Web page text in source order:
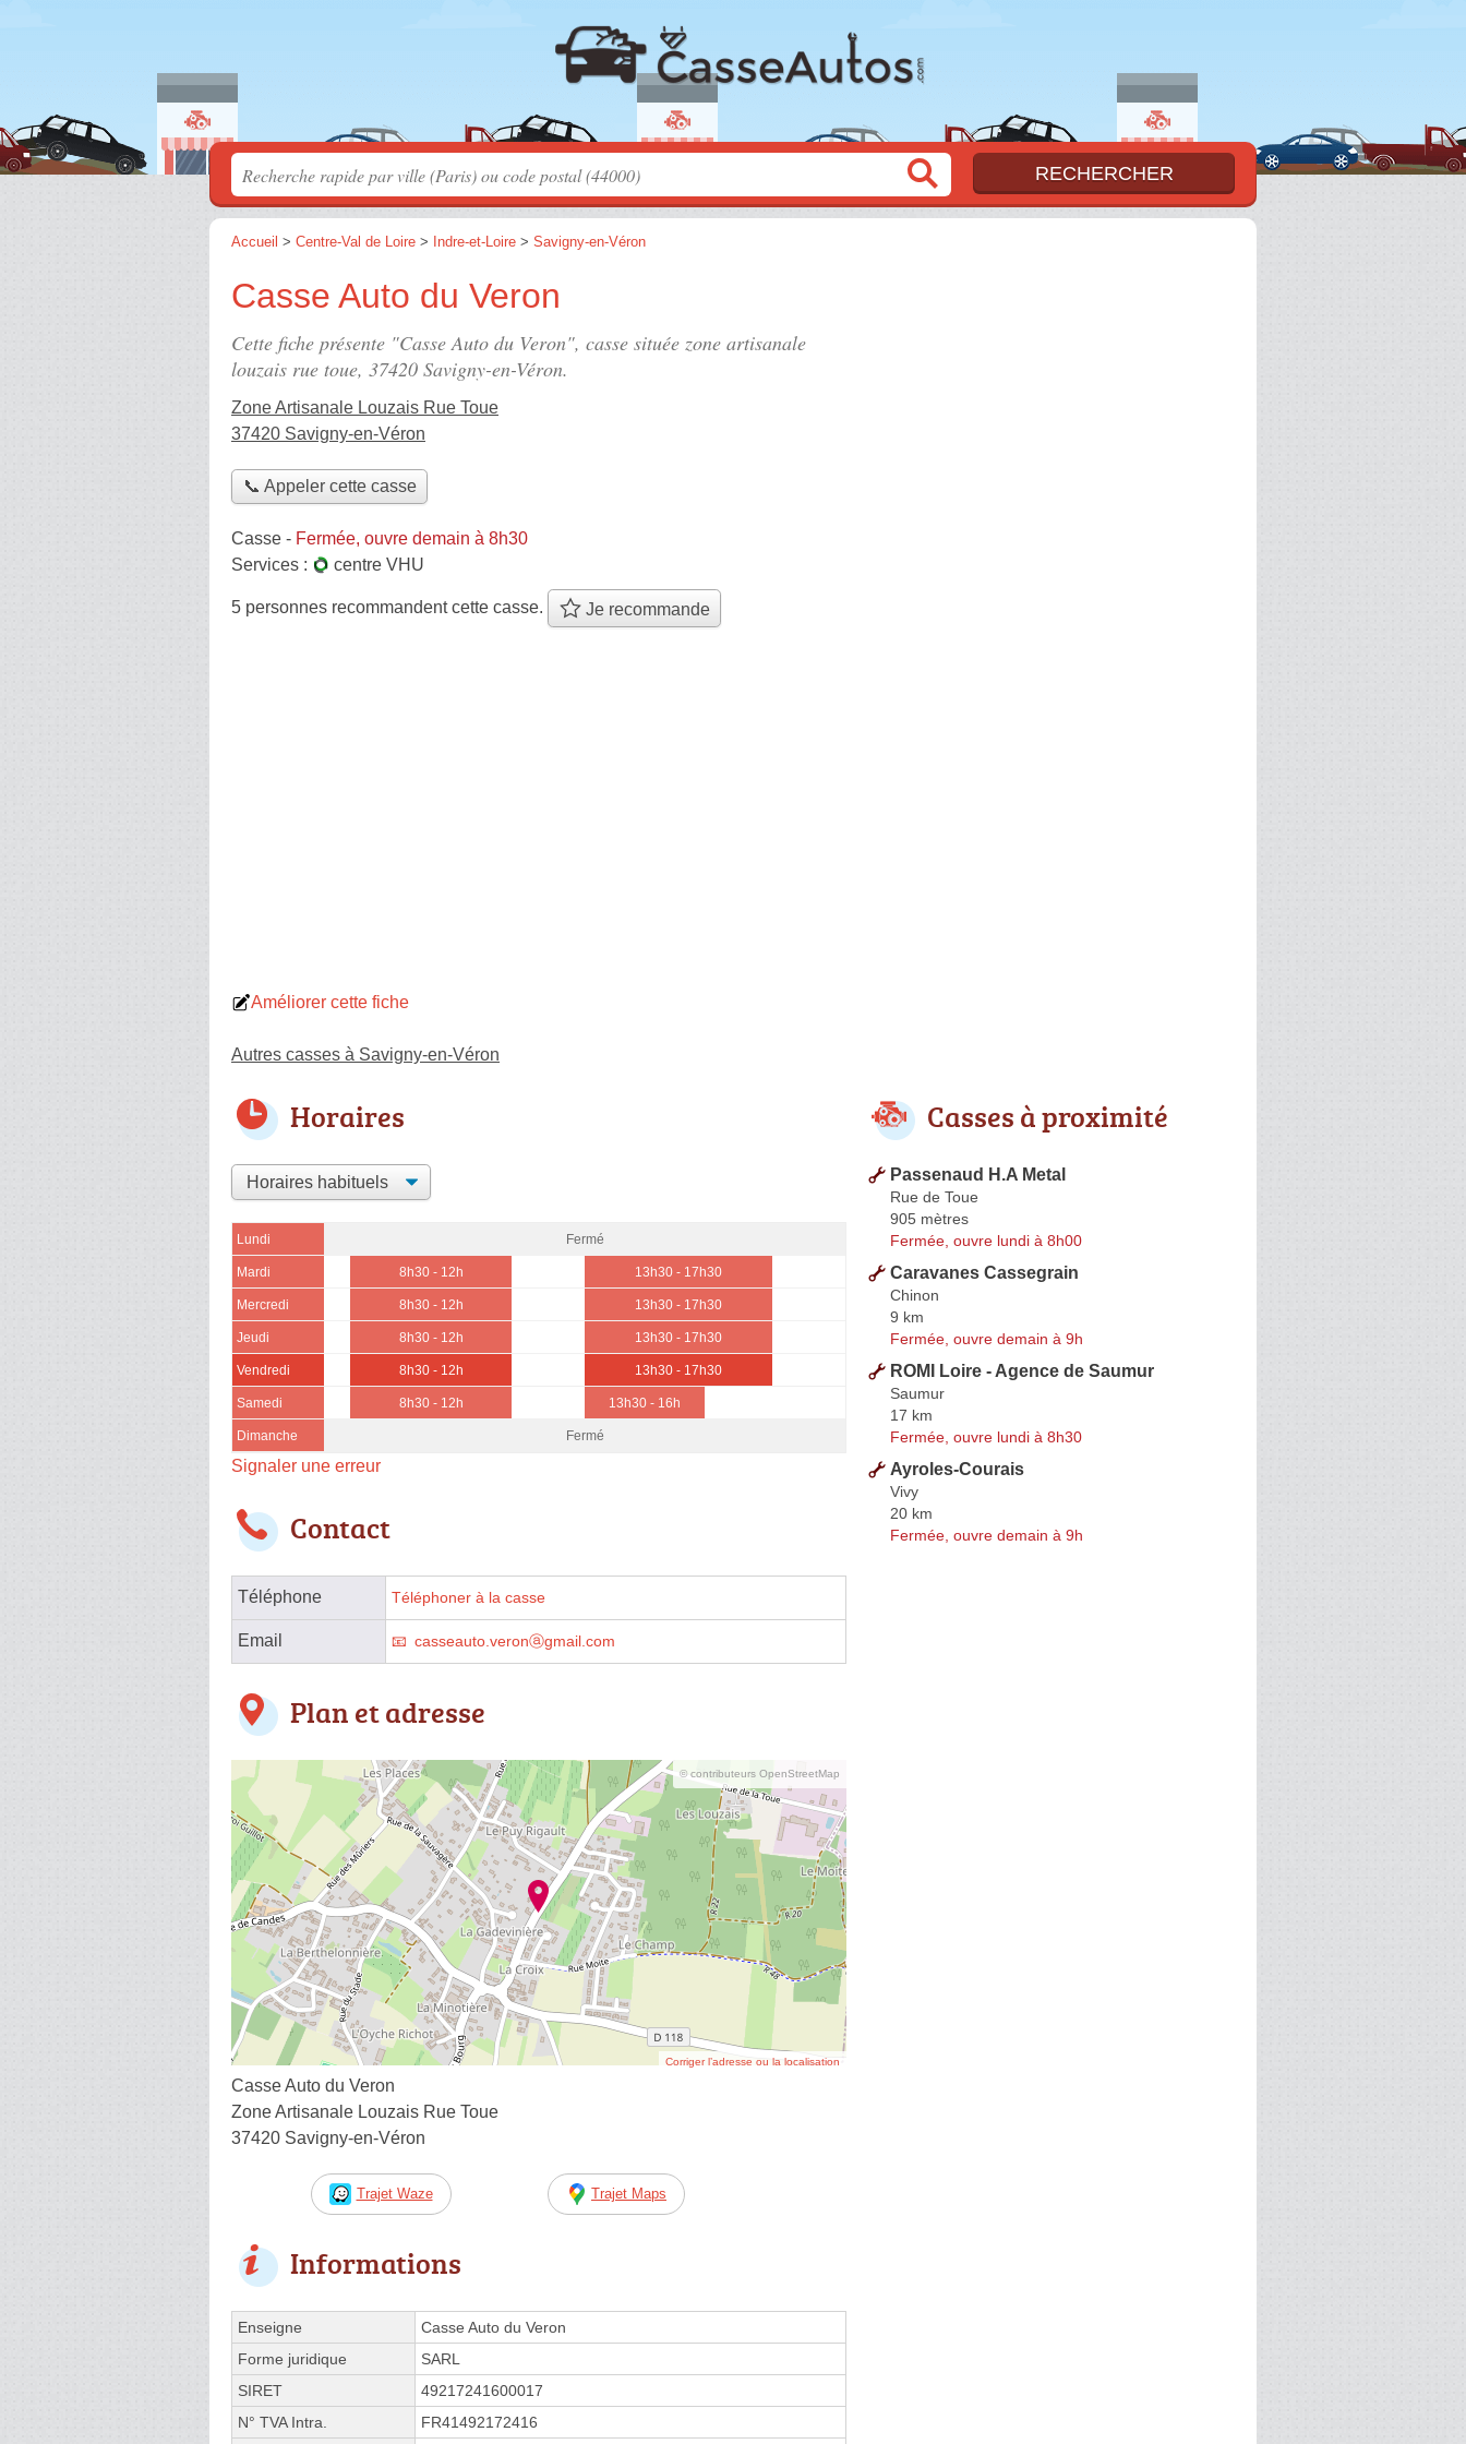
Accueil > Centre-Val de Loire > Indre-et-Loire > Savigny-en-Véron
Casse Auto du Veron
Cette fiche présente "Casse Auto du Veron", casse située zone artisanale
louzais rue toue, 37420 Savigny-en-Véron.
Zone Artisanale Louzais Rue Toue
37420 Savigny-en-Véron
📞 Appeler cette casse
Casse - Fermée, ouvre demain à 8h30
Services :
centre VHU
5 personnes recommandentcette casse. Je recommande
Améliorer cette fiche
Autres casses à Savigny-en-Véron
Horaires
Lundi Fermé
Mardi 8h30 - 12h 13h30 - 17h30
Mercredi 8h30 - 12h 13h30 - 17h30
Jeudi 8h30 - 12h 13h30 - 17h30
Vendredi 8h30 - 12h 13h30 - 17h30
Samedi 8h30 - 12h 13h30 - 16h
Dimanche Fermé
Signaler une erreur
Contact
Téléphone Téléphoner à la casse
Email casseauto.veronⓐgmail.com
Plan et adresse
© contributeurs OpenStreetMap
Corriger l’adresse ou la localisation
Casse Auto du Veron
Zone Artisanale Louzais Rue Toue
37420 Savigny-en-Véron
Trajet Waze Trajet Maps
Informations
Enseigne
Casse Auto du Veron
Forme juridique
SARL
SIRET
49217241600017
N° TVA Intra.
FR41492172416
Casses à proximité
Passenaud H.A Metal
Rue de Toue
905 mètres
Fermée, ouvre lundi à 8h00
Caravanes Cassegrain
Chinon
9 km
Fermée, ouvre demain à 9h
ROMI Loire - Agence de Saumur
Saumur
17 km
Fermée, ouvre lundi à 8h30
Ayroles-Courais
Vivy
20 km
Fermée, ouvre demain à 9h